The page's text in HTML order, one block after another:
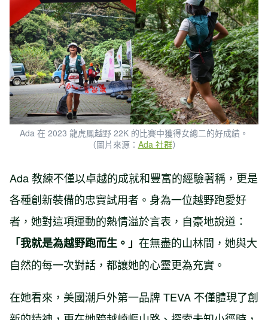
Ada 在 2023 龍虎鳳越野 22K 的比賽中獲得女總二的好成績。
（圖片來源： Ada 社群）
Ada 教練不僅以卓越的成就和豐富的經驗著稱，更是
各種創新裝備的忠實試用者。身為一位越野跑愛好
者，她對這項運動的熱情溢於言表，自豪地說道：
「我就是為越野跑而生。」 在無盡的山林間，她與大
自然的每一次對話，都讓她的心靈更為充實。
在她看來，美國潮戶外第一品牌 TEVA 不僅體現了創